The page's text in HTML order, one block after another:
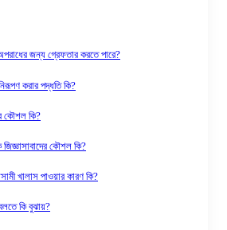
জন্য গ্রেফতার করতে পারে?
করার পদ্ধতি কি?
কৌশল কি?
কৌশল কি?
খালাস পাওয়ার কারণ কি?
কি বুঝায়?